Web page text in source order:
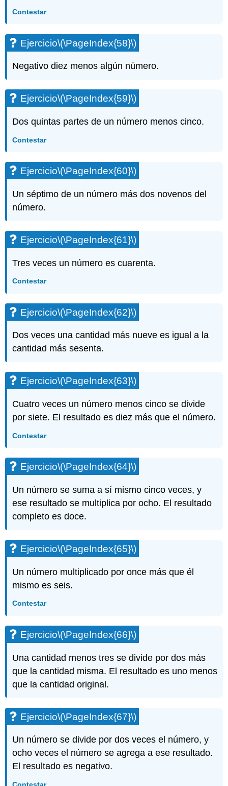
Contestar
Ejercicio\(\PageIndex{58}\)
Negativo diez menos algún número.
Ejercicio\(\PageIndex{59}\)
Dos quintas partes de un número menos cinco.
Contestar
Ejercicio\(\PageIndex{60}\)
Un séptimo de un número más dos novenos del
número.
Ejercicio\(\PageIndex{61}\)
Tres veces un número es cuarenta.
Contestar
Ejercicio\(\PageIndex{62}\)
Dos veces una cantidad más nueve es igual a la
cantidad más sesenta.
Ejercicio\(\PageIndex{63}\)
Cuatro veces un número menos cinco se divide
por siete. El resultado es diez más que el número.
Contestar
Ejercicio\(\PageIndex{64}\)
Un número se suma a sí mismo cinco veces, y
ese resultado se multiplica por ocho. El resultado
completo es doce.
Ejercicio\(\PageIndex{65}\)
Un número multiplicado por once más que él
mismo es seis.
Contestar
Ejercicio\(\PageIndex{66}\)
Una cantidad menos tres se divide por dos más
que la cantidad misma. El resultado es uno menos
que la cantidad original.
Ejercicio\(\PageIndex{67}\)
Un número se divide por dos veces el número, y
ocho veces el número se agrega a ese resultado.
El resultado es negativo.
Contestar